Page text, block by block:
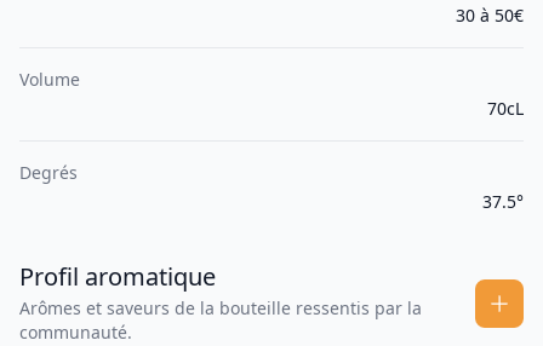
30 à 50€
Volume
70cL
Degrés
37.5°
Profil aromatique
Arômes et saveurs de la bouteille ressentis par la
communauté.